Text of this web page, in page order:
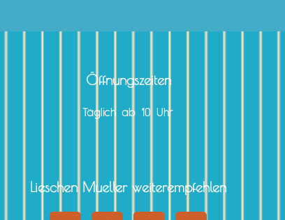
Öffnungszeiten
Täglich ab 10 Uhr
Lieschen Mueller weiterempfehlen